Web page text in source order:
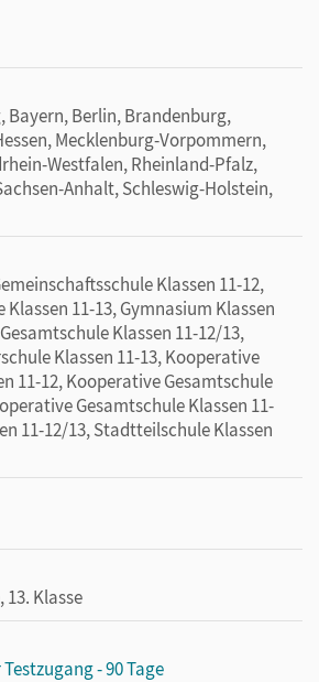
Bayern, Berlin, Brandenburg,
Mecklenburg-Vorpommern,
Westfalen, Rheinland-Pfalz,
Anhalt, Schleswig-Holstein,
Klassen 11-12,
11-13, Gymnasium Klassen
Klassen 11-12/13,
Klassen 11-13, Kooperative
11-12, Kooperative Gesamtschule
Gesamtschule Klassen 11-
11-12/13, Stadtteilschule Klassen
13. Klasse
- 90 Tage